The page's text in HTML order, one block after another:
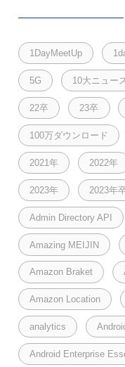
1DayMeetUp
5G 10大ニュー
22卒 23卒
100万ダウンロード
2021年 2022年
2023年 2023年
Admin Directory API
Amazing MEIJIN
Amazon Braket
Amazon Location
analytics
Android Enterprise